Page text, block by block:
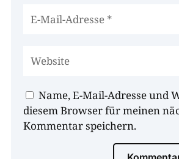
Name, E-Mail-Adresse und
diesem Browser für meinen
Kommentar speichern.